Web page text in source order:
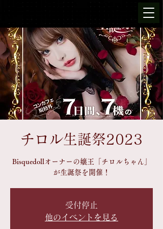
チロル生誕祭2023
Bisquedollオーナーの嬢王「チロルちゃん」
が生誕祭を開催！
受付停止
他のイベントを見る